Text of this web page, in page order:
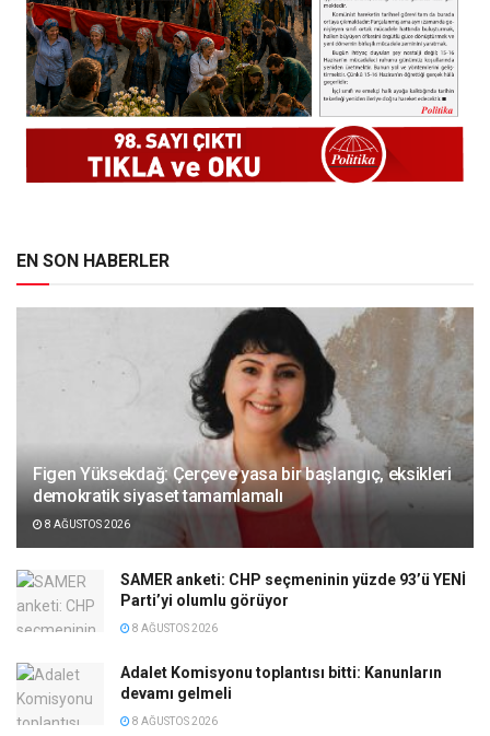
EN SON HABERLER
Figen Yüksekdağ: Çerçeve yasa bir başlangıç, eksikleri
demokratik siyaset tamamlamalı
8 AĞUSTOS 2026
SAMER anketi: CHP seçmeninin yüzde 93’ü YENİ
Parti’yi olumlu görüyor
8 AĞUSTOS 2026
Adalet Komisyonu toplantısı bitti: Kanunların
devamı gelmeli
8 AĞUSTOS 2026